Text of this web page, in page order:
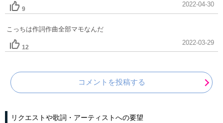
9
2022-04-30
こっちは作詞作曲全部マモなんだ
12
2022-03-29
コメントを投稿する
リクエストや歌詞・アーティストへの要望